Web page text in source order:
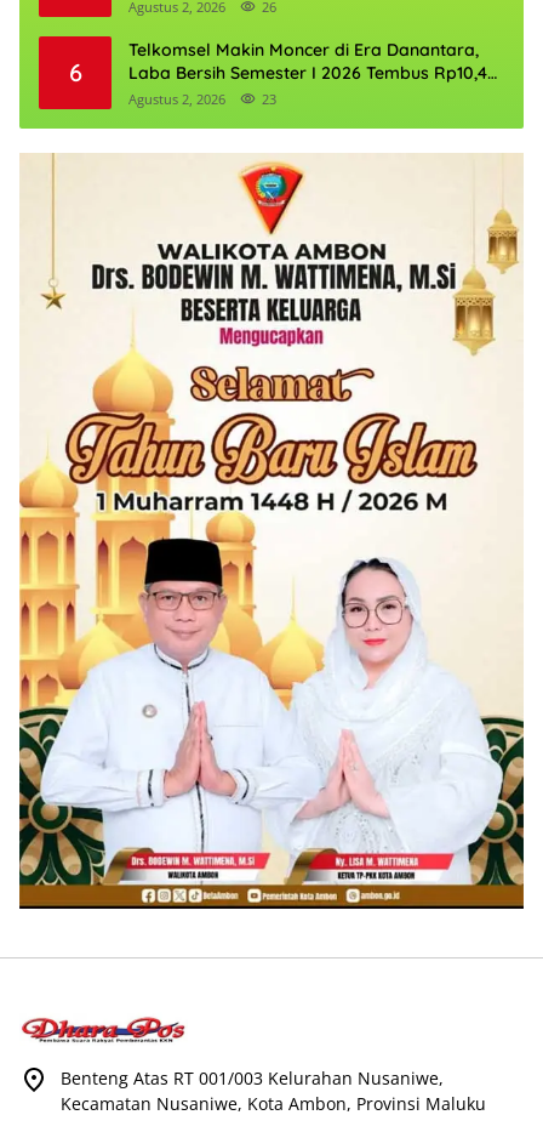
Agustus 2, 2026 26
6
Telkomsel Makin Moncer di Era Danantara,
Laba Bersih Semester I 2026 Tembus Rp10,4
Triliun
Agustus 2, 2026 23
Benteng Atas RT 001/003 Kelurahan Nusaniwe,
Kecamatan Nusaniwe, Kota Ambon, Provinsi Maluku